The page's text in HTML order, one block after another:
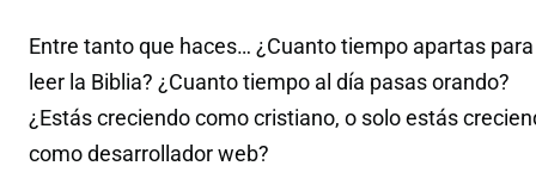
Entre tanto que haces… ¿Cuanto tiempo apartas para
leer la Biblia? ¿Cuanto tiempo al día pasas orando?
¿Estás creciendo como cristiano, o solo estás
como desarrollador web?